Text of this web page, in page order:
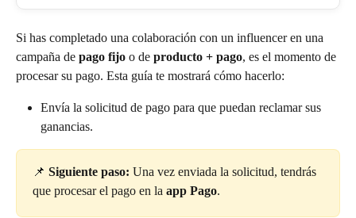
Si has completado una colaboración con un influencer en una
campaña de pago fijo o de producto + pago, es el momento de
procesar su pago. Esta guía te mostrará cómo hacerlo:
Envía la solicitud de pago para que puedan reclamar sus
ganancias.
📌 Siguiente paso: Una vez enviada la solicitud, tendrás
que procesar el pago en la app Pago.